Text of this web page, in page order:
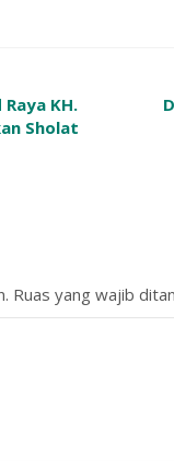
KH.
Sholat
Ruas yang wajib